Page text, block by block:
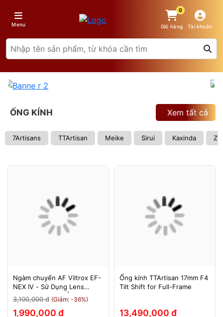
Menu
0
Giỏ hàng Tài khoản
ỐNG KÍNH
7Artisans TTArtisan Meike Sirui Kaxinda
Xem tất cả
Ngàm chuyển AF Viltrox EF-
NEX IV - Sử Dụng Lens
Canon Trên Máy Ảnh Sony
E-Mount - Bảo Hành 12
Tháng.
3,100,000 đ (Giảm: -36%)
1,990,000 đ
Ống kính TTArtisan 17mm F4
Tilt Shift for Full-Frame
13,490,000 đ